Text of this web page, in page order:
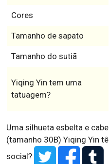
Cores
Tamanho de sapato
Tamanho do sutiã
Yiqing Yin tem uma
tatuagem?
Uma silhueta esbelta e
(tamanho 30B)Yiqing Yin
social?